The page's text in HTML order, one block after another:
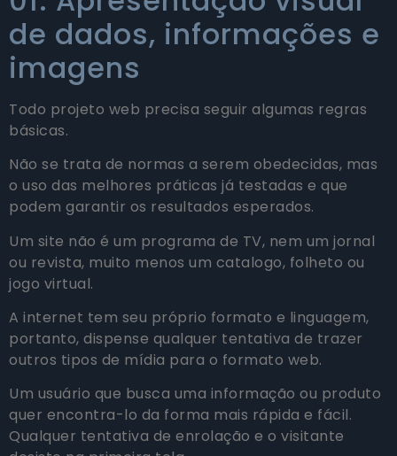
de dados, informações e
imagens
Todo projeto web precisa seguir algumas regras
básicas.
Não se trata de normas a serem obedecidas, mas
o uso das melhores práticas já testadas e que
podem garantir os resultados esperados.
Um site não é um programa de TV, nem um jornal
ou revista, muito menos um catalogo, folheto ou
jogo virtual.
A internet tem seu próprio formato e linguagem,
portanto, dispense qualquer tentativa de trazer
outros tipos de mídia para o formato web.
Um usuário que busca uma informação ou produto
quer encontra-lo da forma mais rápida e fácil.
Qualquer tentativa de enrolação e o visitante